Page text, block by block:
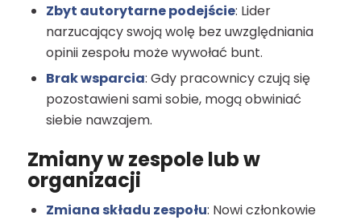
Zbyt autorytarne podejście: Lider
narzucający swoją wolę bez uwzględniania
opinii zespołu może wywołać bunt.
Brak wsparcia: Gdy pracownicy czują się
pozostawieni sami sobie, mogą obwiniać
siebie nawzajem.
Zmiany w zespole lub w
organizacji
Zmiana składu zespołu: Nowi członkowie